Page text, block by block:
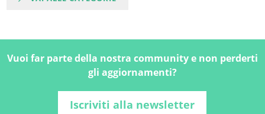
Vuoi far parte della nostra community e non perderti
gli aggiornamenti?
Iscriviti alla newsletter